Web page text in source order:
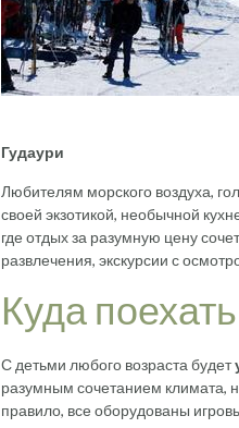
Гудаури
Любителям морского воздуха,
своей экзотикой, необычной
где отдых за разумную цену
развлечения, экскурсии с
Куда
С детьми любого возраста будет
разумным сочетанием климата,
правило, все оборудованы